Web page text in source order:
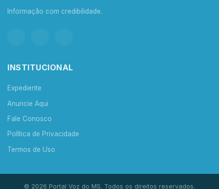
Informação com credibilidade.
INSTITUCIONAL
Expediente
Anuncie Aqui
Fale Conosco
Política de Privacidade
Termos de Uso
© 2026 Portal Voz do MS. Todos os direitos reservados.